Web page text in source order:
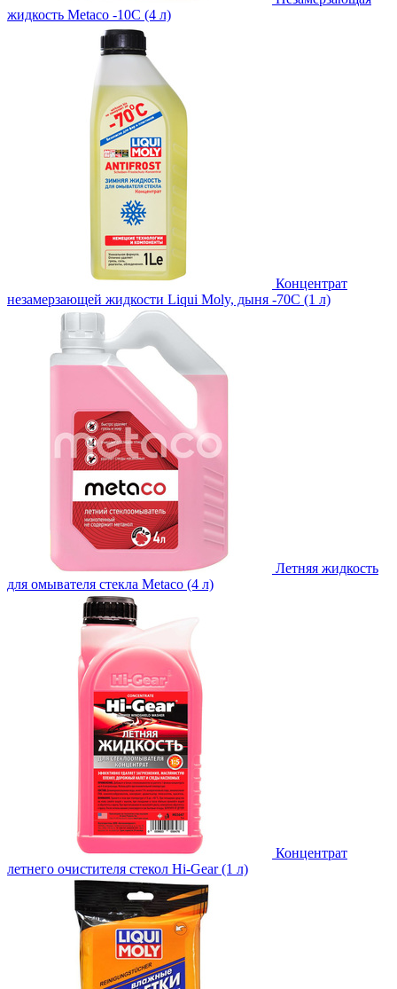
жидкость Metaco -10C (4 л)
Концентрат
незамерзающей жидкости Liqui Moly, дыня -70С (1 л)
Летняя жидкость
для омывателя стекла Metaco (4 л)
Концентрат
летнего очистителя стекол Hi-Gear (1 л)